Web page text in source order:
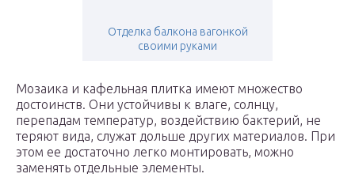
Отделка балкона вагонкой
своими руками
Мозаика и кафельная плитка имеют множество
достоинств. Они устойчивы к влаге, солнцу,
перепадам температур, воздействию бактерий, не
теряют вида, служат дольше других материалов. При
этом ее достаточно легко монтировать, можно
заменять отдельные элементы.